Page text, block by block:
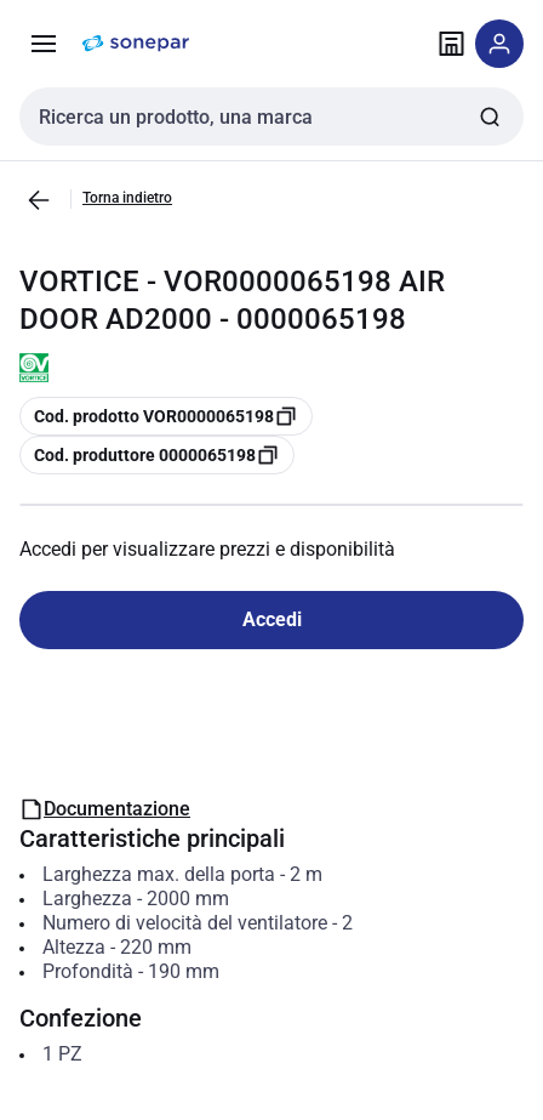
navigazione alla
Cerca input
Torna indietro
VORTICE - VOR0000065198 AIR
DOOR AD2000 - 0000065198
copia
Cod. prodotto VOR0000065198
copia
Cod. produttore 0000065198
Accedi per visualizzare prezzi e disponibilità
Accedi
Documentazione
Caratteristiche principali
Larghezza max. della porta - 2 m
Larghezza - 2000 mm
Numero di velocità del ventilatore- 2
Altezza - 220 mm
Profondità - 190 mm
Confezione
1 PZ